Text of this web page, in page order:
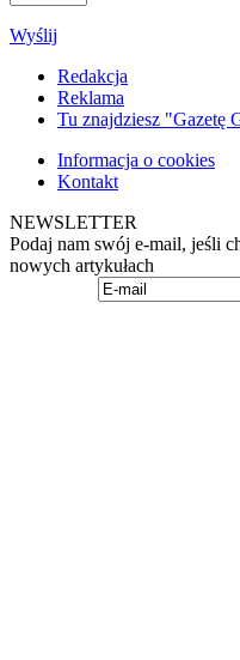
Wyślij
Redakcja
Reklama
Tu znajdziesz "Gazetę
Informacja o cookies
Kontakt
NEWSLETTER
Podaj nam swój e-mail, jeśli
nowych artykułach